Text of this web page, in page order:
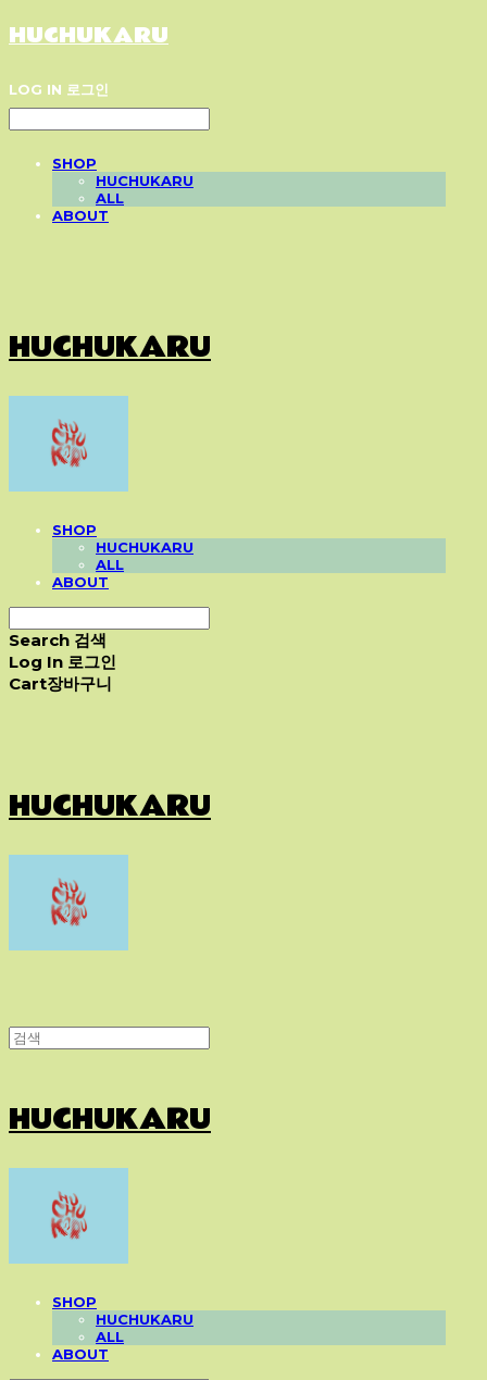
HUCHUKARU
LOG IN 로그인
SHOP
HUCHUKARU
ALL
ABOUT
HUCHUKARU
SHOP
HUCHUKARU
ALL
ABOUT
Search 검색
Log In 로그인
Cart장바구니
HUCHUKARU
HUCHUKARU
SHOP
HUCHUKARU
ALL
ABOUT